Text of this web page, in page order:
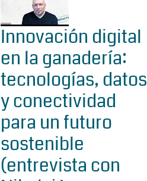
Innovación digital
en la ganadería:
tecnologías, datos
y conectividad
para un futuro
sostenible
(entrevista con